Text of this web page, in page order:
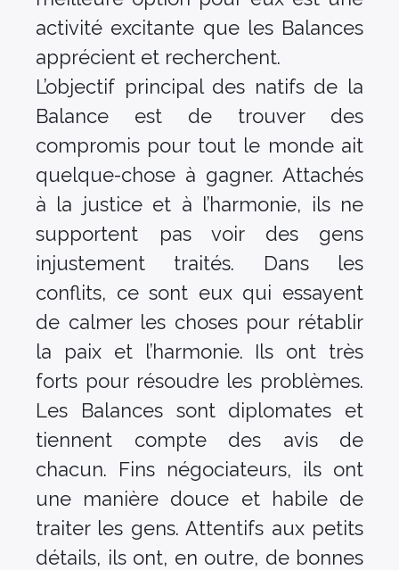
activité excitante que les Balances
apprécient et recherchent.
L’objectif principal des natifs de la
Balance est de trouver des
compromis pour tout le monde ait
quelque-chose à gagner. Attachés
à la justice et à l’harmonie, ils ne
supportent pas voir des gens
injustement traités. Dans les
conflits, ce sont eux qui essayent
de calmer les choses pour rétablir
la paix et l’harmonie. Ils ont très
forts pour résoudre les problèmes.
Les Balances sont diplomates et
tiennent compte des avis de
chacun. Fins négociateurs, ils ont
une manière douce et habile de
traiter les gens. Attentifs aux petits
détails, ils ont, en outre, de bonnes